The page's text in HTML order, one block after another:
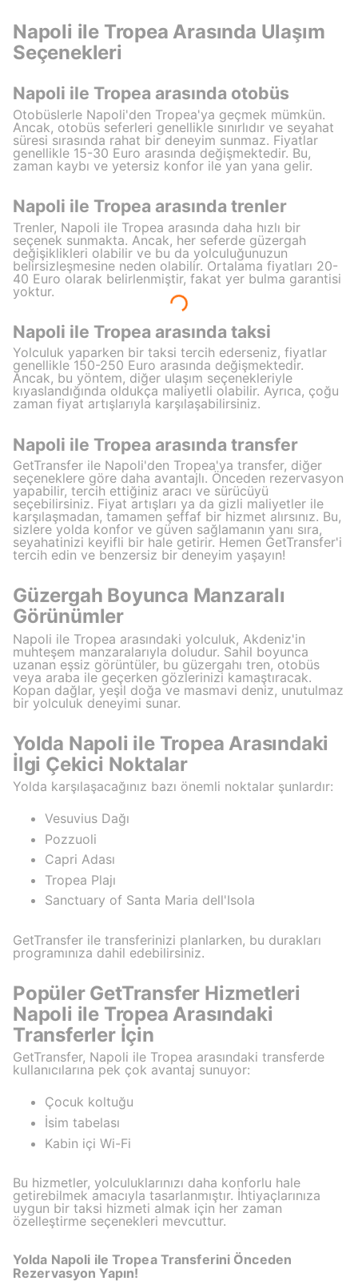
Napoli ile Tropea Arasında Ulaşım
Seçenekleri
Napoli ile Tropea arasında otobüs
Otobüslerle Napoli'den Tropea'ya geçmek mümkün.
Ancak, otobüs seferleri genellikle sınırlıdır ve seyahat
süresi sırasında rahat bir deneyim sunmaz. Fiyatlar
genellikle 15-30 Euro arasında değişmektedir. Bu,
zaman kaybı ve yetersiz konfor ile yan yana gelir.
Napoli ile Tropea arasında trenler
Trenler, Napoli ile Tropea arasında daha hızlı bir
seçenek sunmakta. Ancak, her seferde güzergah
değişiklikleri olabilir ve bu da yolculuğunuzun
belirsizleşmesine neden olabilir. Ortalama fiyatları 20-
40 Euro olarak belirlenmiştir, fakat yer bulma garantisi
yoktur.
Napoli ile Tropea arasında taksi
Yolculuk yaparken bir taksi tercih ederseniz, fiyatlar
genellikle 150-250 Euro arasında değişmektedir.
Ancak, bu yöntem, diğer ulaşım seçenekleriyle
kıyaslandığında oldukça maliyetli olabilir. Ayrıca, çoğu
zaman fiyat artışlarıyla karşılaşabilirsiniz.
Napoli ile Tropea arasında transfer
GetTransfer ile Napoli'den Tropea'ya transfer, diğer
seçeneklere göre daha avantajlı. Önceden rezervasyon
yapabilir, tercih ettiğiniz aracı ve sürücüyü
seçebilirsiniz. Fiyat artışları ya da gizli maliyetler ile
karşılaşmadan, tamamen şeffaf bir hizmet alırsınız. Bu,
sizlere yolda konfor ve güven sağlamanın yanı sıra,
seyahatinizi keyifli bir hale getirir. Hemen GetTransfer'i
tercih edin ve benzersiz bir deneyim yaşayın!
Güzergah Boyunca Manzaralı
Görünümler
Napoli ile Tropea arasındaki yolculuk, Akdeniz'in
muhteşem manzaralarıyla doludur. Sahil boyunca
uzanan eşsiz görüntüler, bu güzergahı tren, otobüs
veya araba ile geçerken gözlerinizi kamaştıracak.
Kopan dağlar, yeşil doğa ve masmavi deniz, unutulmaz
bir yolculuk deneyimi sunar.
Yolda Napoli ile Tropea Arasındaki
İlgi Çekici Noktalar
Yolda karşılaşacağınız bazı önemli noktalar şunlardır:
Vesuvius Dağı
Pozzuoli
Capri Adası
Tropea Plajı
Sanctuary of Santa Maria dell'Isola
GetTransfer ile transferinizi planlarken, bu durakları
programınıza dahil edebilirsiniz.
Popüler GetTransfer Hizmetleri
Napoli ile Tropea Arasındaki
Transferler İçin
GetTransfer, Napoli ile Tropea arasındaki transferde
kullanıcılarına pek çok avantaj sunuyor:
Çocuk koltuğu
İsim tabelası
Kabin içi Wi-Fi
Bu hizmetler, yolculuklarınızı daha konforlu hale
getirebilmek amacıyla tasarlanmıştır. İhtiyaçlarınıza
uygun bir taksi hizmeti almak için her zaman
özelleştirme seçenekleri mevcuttur.
Yolda Napoli ile Tropea Transferini Önceden
Rezervasyon Yapın!